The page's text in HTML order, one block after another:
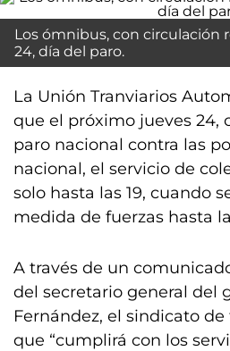
Los ómnibus, con circulación
24, día del paro.
La Unión Tranviarios
que el próximo jueves 24,
paro nacional contra las
nacional, el servicio de
solo hasta las 19, cuando
medida de fuerzas hasta
A través de un
del secretario general del
Fernández, el sindicato
que “cumplirá con los